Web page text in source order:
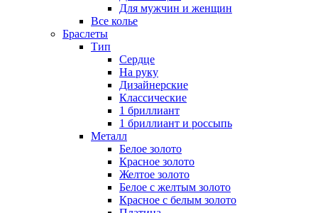
Для мужчин и женщин
Все колье
Браслеты
Тип
Сердце
На руку
Дизайнерские
Классические
1 бриллиант
1 бриллиант и россыпь
Металл
Белое золото
Красное золото
Желтое золото
Белое с желтым золото
Красное с белым золото